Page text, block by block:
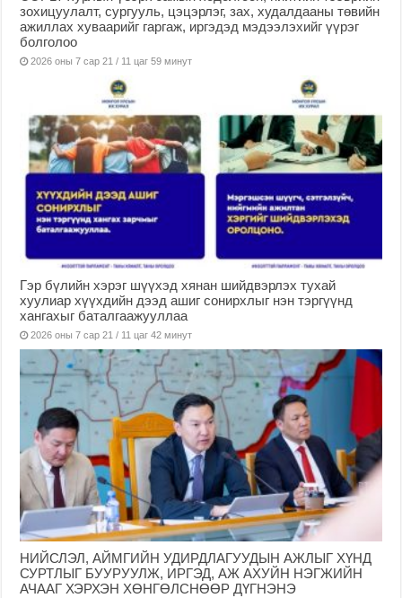
зохицуулалт, сургууль, цэцэрлэг, зах, худалдааны төвийн
ажиллах хуваарийг гаргаж, иргэдэд мэдээлэхийг үүрэг
болголоо
2026 оны 7 сар 21 / 11 цаг 59 минут
Гэр бүлийн хэрэг шүүхэд хянан шийдвэрлэх тухай
хуулиар хүүхдийн дээд ашиг сонирхлыг нэн тэргүүнд
хангахыг баталгаажууллаа
2026 оны 7 сар 21 / 11 цаг 42 минут
НИЙСЛЭЛ, АЙМГИЙН УДИРДЛАГУУДЫН АЖЛЫГ ХҮНД
СУРТЛЫГ БУУРУУЛЖ, ИРГЭД, АЖ АХУЙН НЭГЖИЙН
АЧААГ ХЭРХЭН ХӨНГӨЛСНӨӨР ДҮГНЭНЭ